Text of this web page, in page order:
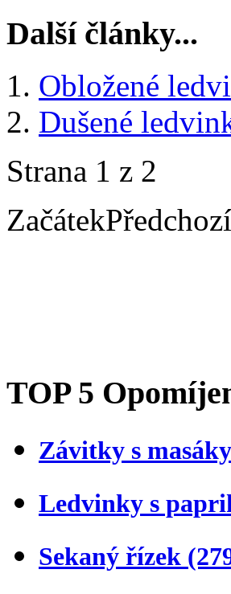
Další články...
Obložené
Dušené
Strana 1 z 2
ZačátekPředchozí
TOP 5
Závitky s
Ledvinky s
Sekaný řízek